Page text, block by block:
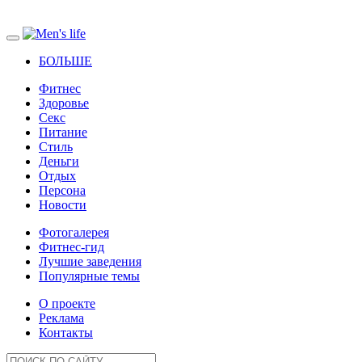
БОЛЬШЕ
Фитнес
Здоровье
Секс
Питание
Стиль
Деньги
Отдых
Персона
Новости
Фотогалерея
Фитнес-гид
Лучшие заведения
Популярные темы
О проекте
Реклама
Контакты